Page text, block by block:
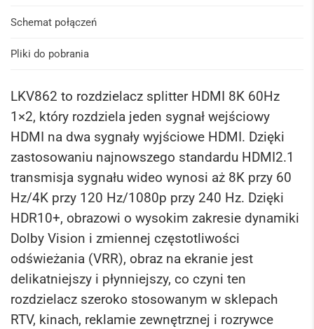
Schemat połączeń
Pliki do pobrania
LKV862 to rozdzielacz splitter HDMI 8K 60Hz
1×2, który rozdziela jeden sygnał wejściowy
HDMI na dwa sygnały wyjściowe HDMI. Dzięki
zastosowaniu najnowszego standardu HDMI2.1
transmisja sygnału wideo wynosi aż 8K przy 60
Hz/4K przy 120 Hz/1080p przy 240 Hz. Dzięki
HDR10+, obrazowi o wysokim zakresie dynamiki
Dolby Vision i zmiennej częstotliwości
odświeżania (VRR), obraz na ekranie jest
delikatniejszy i płynniejszy, co czyni ten
rozdzielacz szeroko stosowanym w sklepach
RTV, kinach, reklamie zewnętrznej i rozrywce